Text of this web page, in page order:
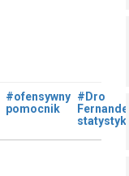
#ofensywny
pomocnik
#Dro
Fernandez
statystyki